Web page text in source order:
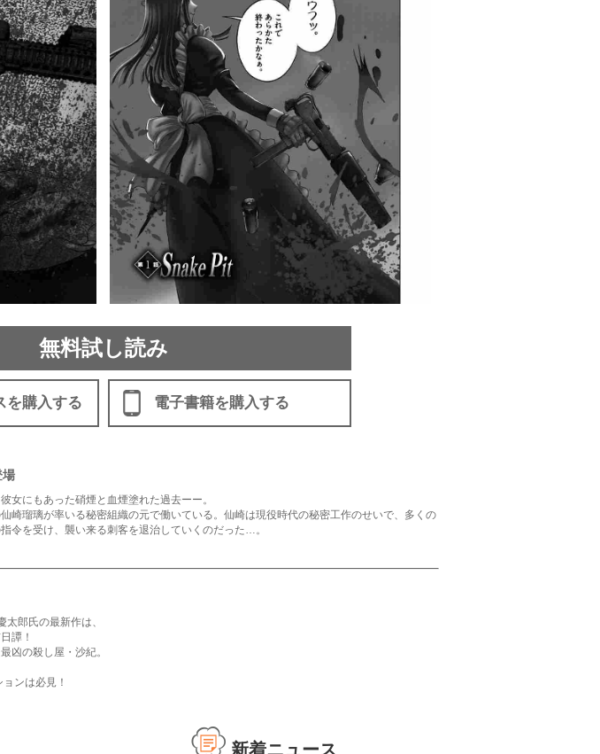
無料試し読み
を購入する 電子書籍を購入する
場
女にもあった硝煙と血煙塗れた過去ーー。
崎瑠璃が率いる秘密組織の元で働いている。仙崎は現役時代の秘密工作のせいで、多くの
令を受け、襲い来る刺客を退治していくのだった…。
太郎氏の最新作は、
譚！
凶の殺し屋・沙紀。
ンは必見！
新着ニュース